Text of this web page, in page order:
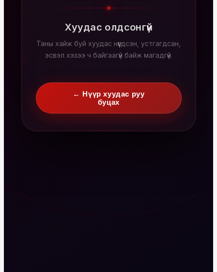
Хуудас олдсонгүй
Таны хайж буй хуудас нүүгдсэн, устгагдсан,
эсвэл хэзээ ч байгаагүй байж магадгүй.
← Нүүр хуудас руу
буцах